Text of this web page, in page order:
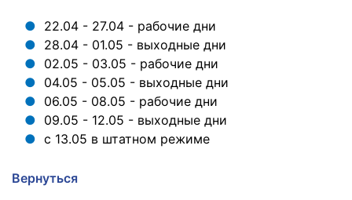
22.04 - 27.04 - рабочие дни
28.04 - 01.05 - выходные дни
02.05 - 03.05 - рабочие дни
04.05 - 05.05 - выходные дни
06.05 - 08.05 - рабочие дни
09.05 - 12.05 - выходные дни
с 13.05 в штатном режиме
Вернуться